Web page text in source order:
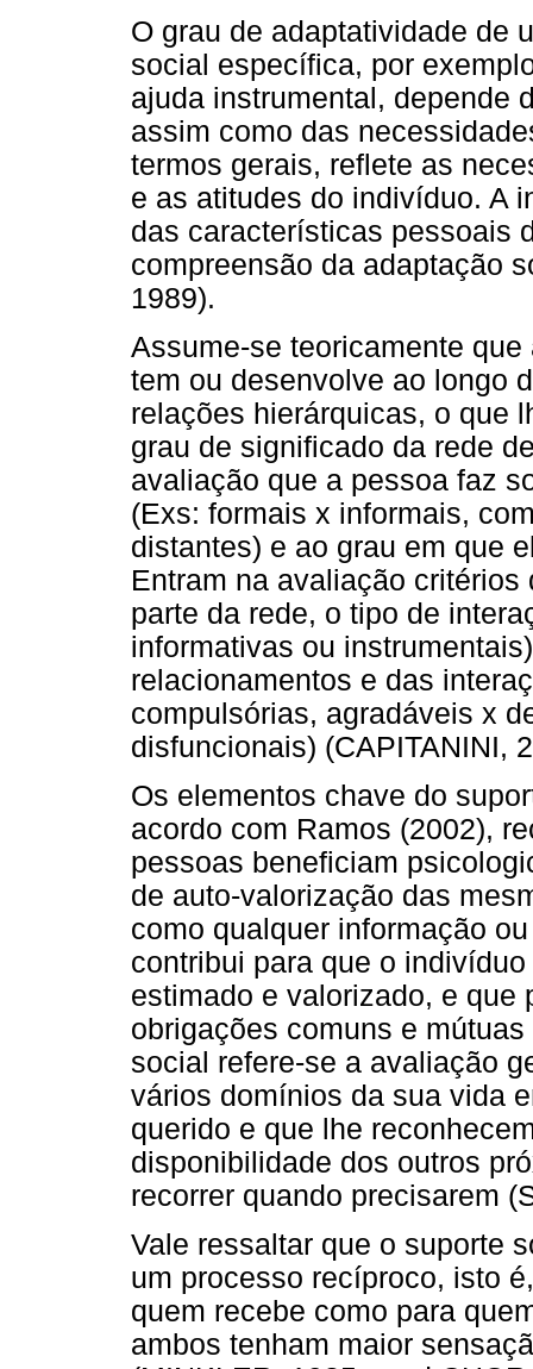
O grau de adaptatividade de
social específica, por
ajuda instrumental, depende
assim como das
termos gerais, reflete as
e as atitudes do indivíduo. A
das características pessoais
compreensão da adaptação
1989).
Assume-se teoricamente
tem ou desenvolve ao longo
relações hierárquicas, o que
grau de significado da rede
avaliação que a pessoa faz
(Exs: formais x informais,
distantes) e ao grau em que
Entram na avaliação
parte da rede, o tipo de
informativas ou
relacionamentos e das
compulsórias, agradáveis x
disfuncionais) (CAPITANINI,
Os elementos chave do
acordo com Ramos (2002),
pessoas beneficiam
de auto-valorização das
como qualquer informação
contribui para que o
estimado e valorizado, e que
obrigações comuns e
social refere-se a avaliação
vários domínios da sua vida
querido e que lhe
disponibilidade dos outros
recorrer quando precisarem
Vale ressaltar que o suporte
um processo recíproco, isto
quem recebe como para
ambos tenham maior